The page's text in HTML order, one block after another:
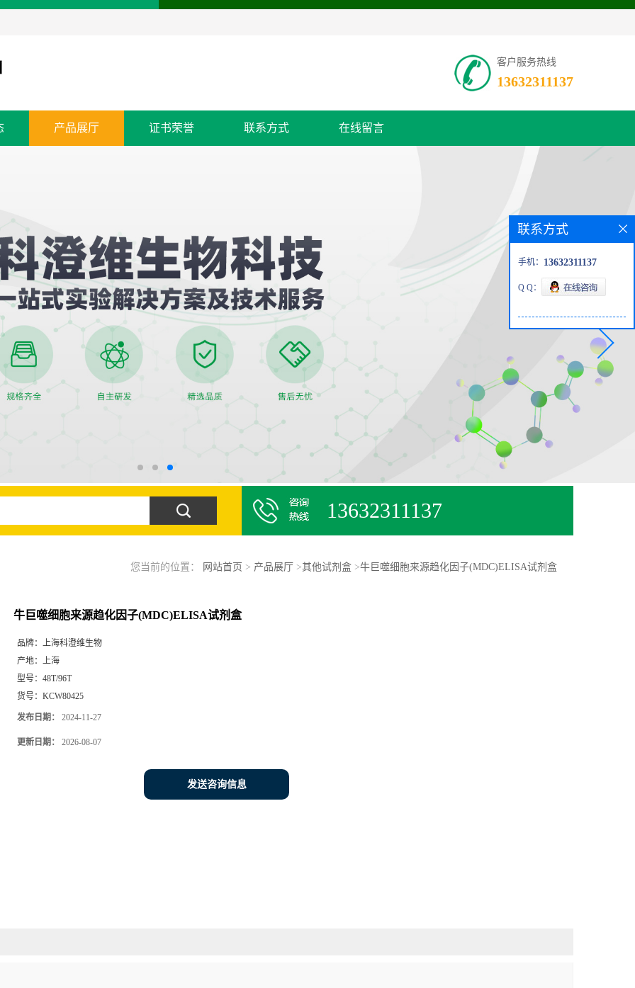
客户服务热线
13632311137
产品展厅 证书荣誉 联系方式 在线留言
13632311137
您当前的位置： 网站首页 > 产品展厅 >其他试剂盒>牛巨噬细胞来源趋化因子(MDC)ELISA试剂盒
牛巨噬细胞来源趋化因子(MDC)ELISA试剂盒
品牌： 上海科澄维生物
产地： 上海
型号： 48T/96T
货号： KCW80425
发布日期： 2024-11-27
更新日期： 2026-08-07
发送咨询信息
联系方式
手机： 13632311137
Q Q：